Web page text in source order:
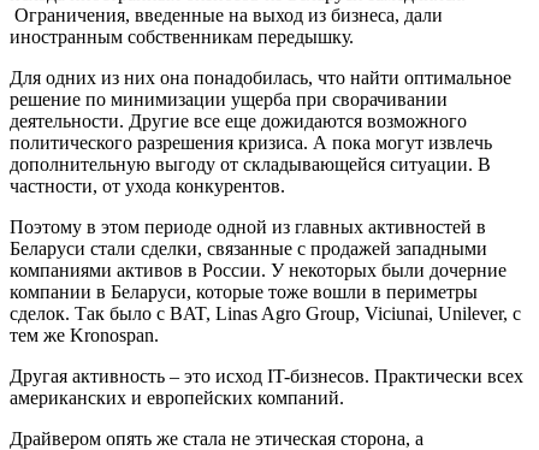
Ограничения, введенные на выход из бизнеса, дали
иностранным собственникам передышку.
Для одних из них она понадобилась, что найти оптимальное
решение по минимизации ущерба при сворачивании
деятельности. Другие все еще дожидаются возможного
политического разрешения кризиса. А пока могут извлечь
дополнительную выгоду от складывающейся ситуации. В
частности, от ухода конкурентов.
Поэтому в этом периоде одной из главных активностей в
Беларуси стали сделки, связанные с продажей западными
компаниями активов в России. У некоторых были дочерние
компании в Беларуси, которые тоже вошли в периметры
сделок. Так было с BAT, Linas Agro Group, Viciunai, Unilever, с
тем же Kronospan.
Другая активность – это исход IT-бизнесов. Практически всех
американских и европейских компаний.
Драйвером опять же стала не этическая сторона, а